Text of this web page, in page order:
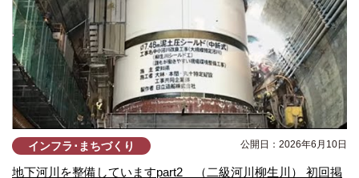
インフラ･まちづくり 公開日：2026年6月10日
地下河川を整備していますpart2 （二級河川柳生川） 初回掲